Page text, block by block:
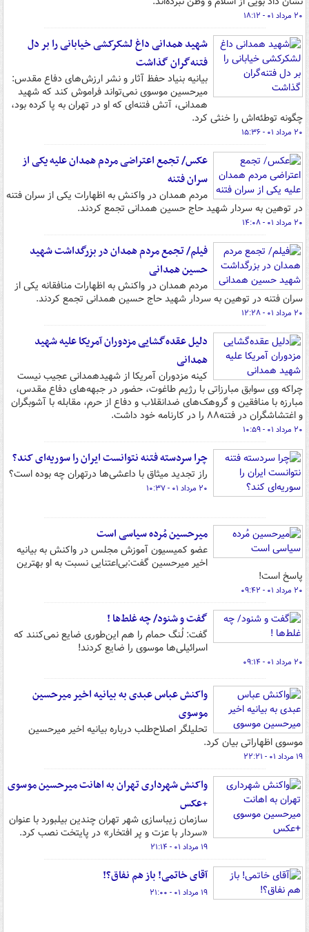
۲۰ مرداد ۰۱ - ۱۸:۱۲
شهید همدانی داغ لشکرکشی خیابانی را بر دل
فتنه‌گران گذاشت
بیانیه بنیاد حفظ آثار و نشر ارزش‌های دفاع مقدس:
میرحسین موسوی نمی‌تواند فراموش کند که شهید
همدانی، آتش فتنه‌ای که او در تهران به پا کرده بود،
چگونه توطئه‌اش را خنثی کرد.
۲۰ مرداد ۰۱ - ۱۵:۳۶
عکس/ تجمع اعتراضی مردم همدان علیه یکی از
سران فتنه
مردم همدان در واکنش به اظهارات یکی از سران فتنه
در توهین به سردار شهید حاج حسین همدانی تجمع کردند.
۲۰ مرداد ۰۱ - ۱۴:۰۸
فیلم/ تجمع مردم همدان در بزرگداشت شهید
حسین همدانی
مردم همدان در واکنش به اظهارات منافقانه یکی از
سران فتنه در توهین به سردار شهید حاج حسین همدانی تجمع کردند.
۲۰ مرداد ۰۱ - ۱۲:۲۸
دلیل عقده‌گشایی مزدوران آمریکا علیه شهید
همدانی
کینه مزدوران آمریکا از شهیدهمدانی عجیب نیست
چراکه وی سوابق مبارزاتی با رژیم طاغوت، حضور در جبهه‌های دفاع مقدس،
مبارزه با منافقین و گروهک‌های ضدانقلاب و دفاع از حرم، مقابله با آشوبگران
و اغتشاشگران در فتنه۸۸ را در کارنامه خود داشت.
۲۰ مرداد ۰۱ - ۱۰:۵۹
چرا سردسته فتنه نتوانست ایران را سوریه‌ای کند؟
راز تجدید میثاق با داعشی‌ها درتهران چه بوده است؟
۲۰ مرداد ۰۱ - ۱۰:۳۷
میرحسین مُرده سیاسی است
عضو کمیسیون آموزش مجلس در واکنش به بیانیه
اخیر میرحسین گفت:بی‌اعتنایی نسبت به او بهترین
پاسخ است!
۲۰ مرداد ۰۱ - ۰۹:۴۲
گفت و شنود/ چه غلط‌ها !
گفت: لُنگ حمام را هم این‌طوری ضایع نمی‌کنند که
اسرائیلی‌ها موسوی را ضایع کردند!
۲۰ مرداد ۰۱ - ۰۹:۱۴
واکنش عباس عبدی به بیانیه اخیر میرحسین
موسوی
تحلیلگر اصلاح‌طلب درباره بیانیه اخیر میرحسین
موسوی اظهاراتی بیان کرد.
۱۹ مرداد ۰۱ - ۲۲:۲۱
واکنش شهرداری تهران به اهانت میرحسین موسوی
+عکس
سازمان زیباسازی شهر تهران چندین بیلبورد با عنوان
«سردار با عزت و پر افتخار» در پایتخت نصب کرد.
۱۹ مرداد ۰۱ - ۲۱:۱۴
آقای خاتمی! باز هم نفاق؟!
۱۹ مرداد ۰۱ - ۲۱:۰۰